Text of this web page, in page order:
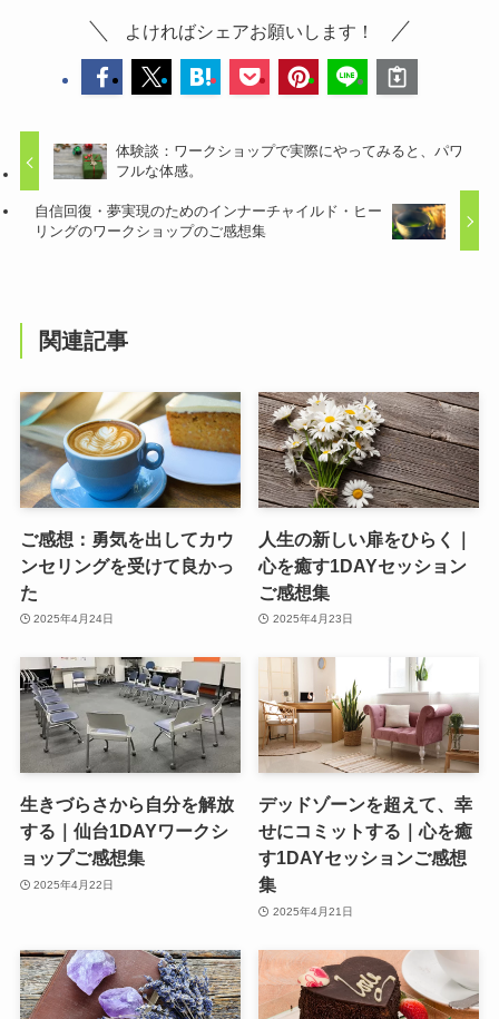
よければシェアお願いします！
体験談：ワークショップで実際にやってみると、パワ
フルな体感。
自信回復・夢実現のためのインナーチャイルド・ヒー
リングのワークショップのご感想集
関連記事
ご感想：勇気を出してカウ
ンセリングを受けて良かっ
た
2025年4月24日
人生の新しい扉をひらく｜
心を癒す1DAYセッション
ご感想集
2025年4月23日
生きづらさから自分を解放
する｜仙台1DAYワークシ
ョップご感想集
2025年4月22日
デッドゾーンを超えて、幸
せにコミットする｜心を癒
す1DAYセッションご感想
集
2025年4月21日